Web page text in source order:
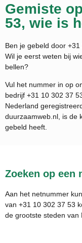
Gemiste
53, wie is
Ben je gebeld door
Wil je eerst weten bij
bellen?
Vul het nummer in op
bedrijf +31 10 302 37
Nederland
duurzaamweb.nl, is de
gebeld heeft.
Zoeken op een
Aan het netnummer
van +31 10 302 37 53
de grootste steden van